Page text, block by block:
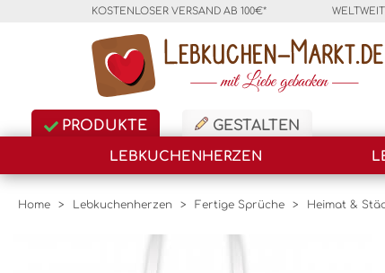
KOSTENLOSER VERSAND AB 100€*
PRODUKTE GESTALTEN
LEBKUCHENHERZEN
Home > Lebkuchenherzen > Fertige Sprüche > Heimat &